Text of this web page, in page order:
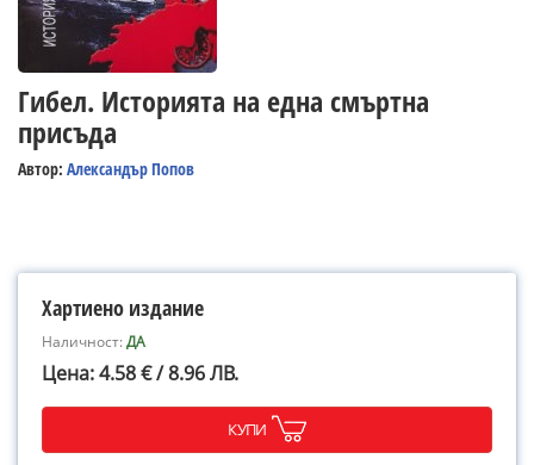
Гибел. Историята на една смъртна
присъда
Автор: Александър Попов
Хартиено издание
Наличност:ДА
Цена: 4.58 € / 8.96 ЛВ.
КУПИ